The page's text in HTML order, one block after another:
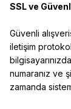
SSL ve
Güvenli
iletişim
numaranız ve
zamanda